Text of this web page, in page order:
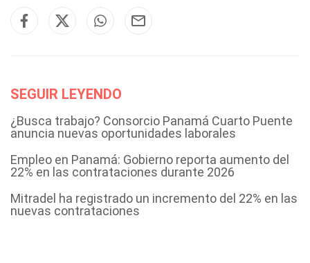
SEGUIR LEYENDO
¿Busca trabajo? Consorcio Panamá Cuarto Puente
anuncia nuevas oportunidades laborales
Empleo en Panamá: Gobierno reporta aumento del
22% en las contrataciones durante 2026
Mitradel ha registrado un incremento del 22% en las
nuevas contrataciones